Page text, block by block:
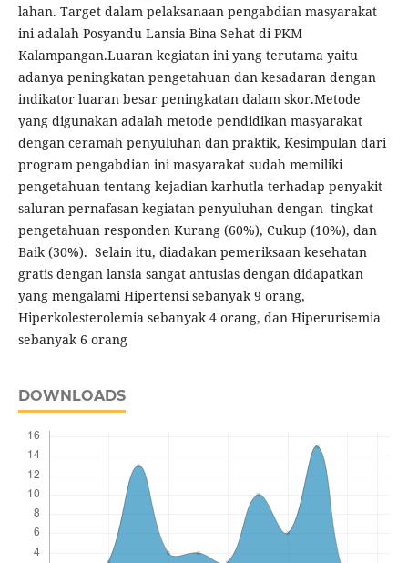
lahan. Target dalam pelaksanaan pengabdian masyarakat
ini adalah Posyandu Lansia Bina Sehat di PKM
Kalampangan.Luaran kegiatan ini yang terutama yaitu
adanya peningkatan pengetahuan dan kesadaran dengan
indikator luaran besar peningkatan dalam skor.Metode
yang digunakan adalah metode pendidikan masyarakat
dengan ceramah penyuluhan dan praktik, Kesimpulan dari
program pengabdian ini masyarakat sudah memiliki
pengetahuan tentang kejadian karhutla terhadap penyakit
saluran pernafasan kegiatan penyuluhan dengan tingkat
pengetahuan responden Kurang (60%), Cukup (10%), dan
Baik (30%). Selain itu, diadakan pemeriksaan kesehatan
gratis dengan lansia sangat antusias dengan didapatkan
yang mengalami Hipertensi sebanyak 9 orang,
Hiperkolesterolemia sebanyak 4 orang, dan Hiperurisemia
sebanyak 6 orang
DOWNLOADS